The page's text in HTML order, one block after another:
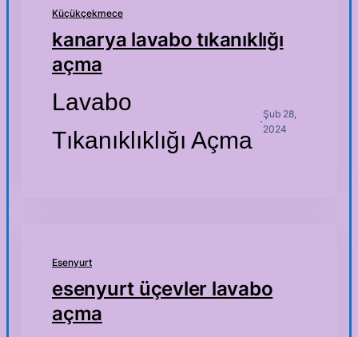
Küçükçekmece
kanarya lavabo tıkanıklığı
açma
Lavabo
Tıkanıklıklığı Açma
·
Şub 28,
2024
Esenyurt
esenyurt üçevler lavabo
açma